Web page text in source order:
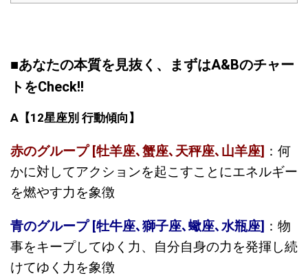
■あなたの本質を見抜く、まずはA&Bのチャー
トをCheck!!
A【12星座別行動傾向】
赤のグループ [牡羊座､蟹座､天秤座､山羊座] ：何
かに対してアクションを起こすことにエネルギー
を燃やす力を象徴
青のグループ [牡牛座､獅子座､蠍座､水瓶座] ：物
事をキープしてゆく力、自分自身の力を発揮し続
けてゆく力を象徴